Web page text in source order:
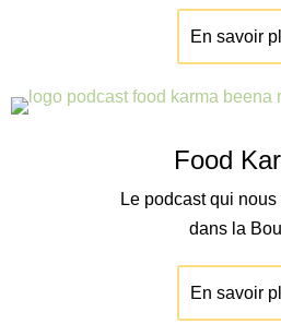
En savoir
Food
Le podcast qui
dans la
En savoir